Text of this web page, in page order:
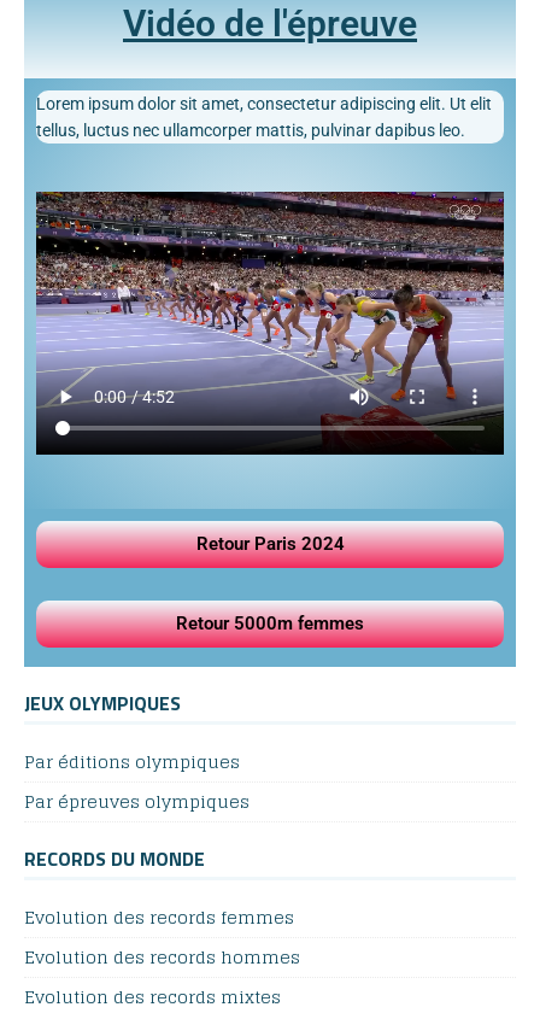
Vidéo de l'épreuve
Lorem ipsum dolor sit amet, consectetur adipiscing elit. Ut elit
tellus, luctus nec ullamcorper mattis, pulvinar dapibus leo.
Retour Paris 2024
Retour 5000m femmes
JEUX OLYMPIQUES
Par éditions olympiques
Par épreuves olympiques
RECORDS DU MONDE
Evolution des records femmes
Evolution des records hommes
Evolution des records mixtes